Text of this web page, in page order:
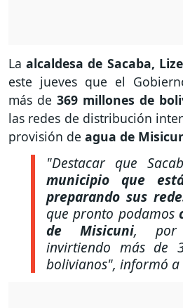
Laalcaldesa de Sacaba,
este jueves que el
más de 369 millones de
las redes de distribución
provisión de agua de
"Destacar que
municipio que
preparando sus
que pronto podamos
de Misicuni, por
invirtiendo más de
bolivianos", informó a